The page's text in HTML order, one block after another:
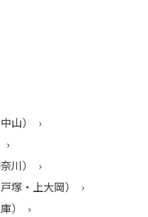
山）
川）
塚・上大岡）
）